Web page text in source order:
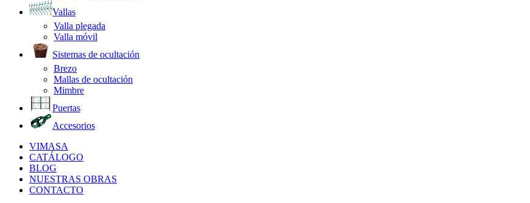
Vallas
Valla plegada
Valla móvil
Sistemas de ocultación
Brezo
Mallas de ocultación
Mimbre
Puertas
Accesorios
VIMASA
CATÁLOGO
BLOG
NUESTRAS OBRAS
CONTACTO